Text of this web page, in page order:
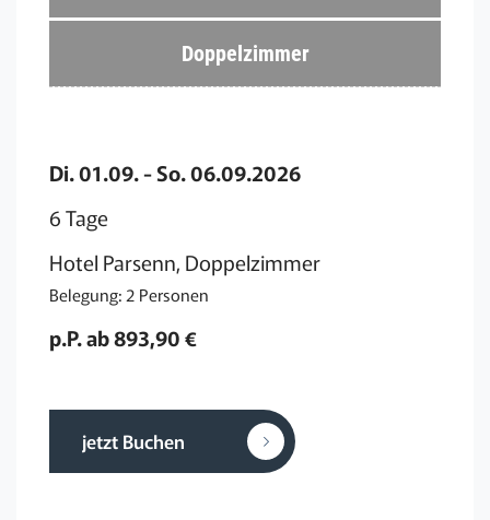
Doppelzimmer
Di. 01.09. - So. 06.09.2026
6 Tage
Hotel Parsenn, Doppelzimmer
Belegung: 2 Personen
p.P. ab 893,90 €
jetzt Buchen